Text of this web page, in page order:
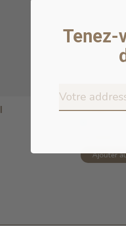
Chaga &
Ajouter
Tenez-